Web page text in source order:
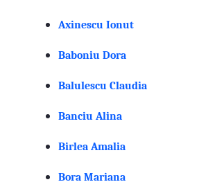
Axinescu Ionut
Baboniu Dora
Balulescu Claudia
Banciu Alina
Birlea Amalia
Bora Mariana